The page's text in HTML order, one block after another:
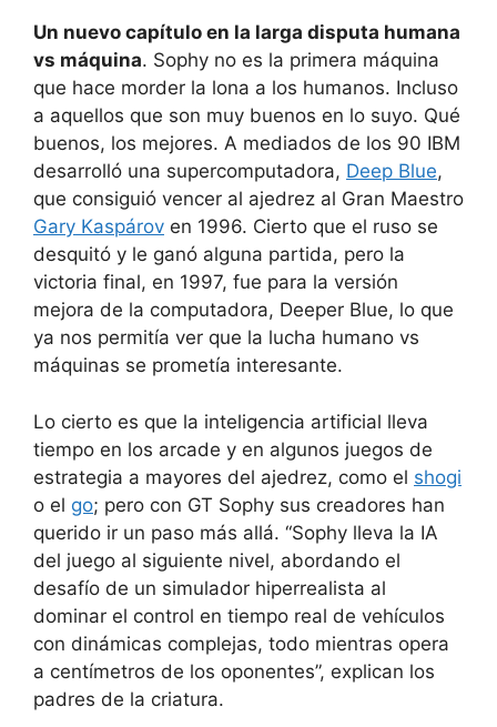
Un nuevo capítulo en la larga disputa humana
vs máquina. Sophy no es la primera máquina
que hace morder la lona a los humanos. Incluso
a aquellos que son muy buenos en lo suyo. Qué
buenos, los mejores. A mediados de los 90 IBM
desarrolló una supercomputadora, Deep Blue,
que consiguió vencer al ajedrez al Gran Maestro
Gary Kaspárov en 1996. Cierto que el ruso se
desquitó y le ganó alguna partida, pero la
victoria final, en 1997, fue para la versión
mejora de la computadora, Deeper Blue, lo que
ya nos permitía ver que la lucha humano vs
máquinas se prometía interesante.
Lo cierto es que la inteligencia artificial lleva
tiempo en los arcade y en algunos juegos de
estrategia a mayores del ajedrez, como el shogi
o el go; pero con GT Sophy sus creadores han
querido ir un paso más allá. “Sophy lleva la IA
del juego al siguiente nivel, abordando el
desafío de un simulador hiperrealista al
dominar el control en tiempo real de vehículos
con dinámicas complejas, todo mientras opera
a centímetros de los oponentes”, explican los
padres de la criatura.